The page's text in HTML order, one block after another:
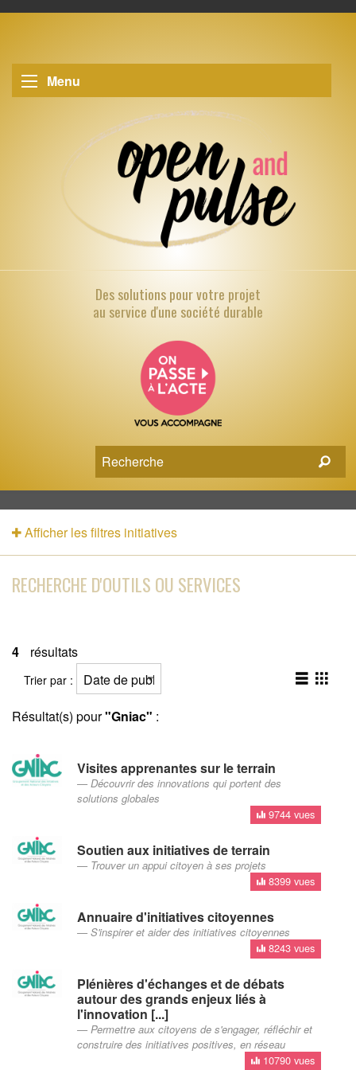
Menu
Des solutions pourvotre projet
au service d'une société durable
Afficher les filtres initiatives
RECHERCHE D'OUTILS OU SERVICES
4 résultats
Trier par :
Résultat(s) pour"Gniac" :
Visites apprenantes sur le terrain
Découvrir des innovations qui portent des
solutions globales
9744 vues
Soutien aux initiatives de terrain
Trouver un appui citoyen à ses projets
8399 vues
Annuaire d'initiatives citoyennes
S'inspirer et aider des initiatives citoyennes
8243 vues
Plénières d'échanges et de débats
autour des grands enjeux liés à
l'innovation [...]
Permettre aux citoyens de s'engager, réfléchir et
construire des initiatives positives, en réseau
10790 vues